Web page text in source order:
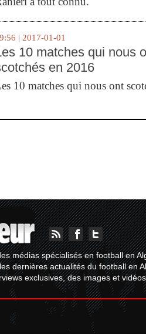
| 2017-01-01
10 matches qui nous
en 2016
10 matches qui nous ont
médias spécialisés en football en
dernières actualités du football en
exclusives, des images et